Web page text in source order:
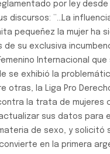
por ley desde
discursos: ”…La
pequeñez la mujer ha
de su exclusiva
Internacional
se exhibió la
otras, la Liga Pro
la trata de mujeres
sus datos para
de sexo, y solicitó
en la primera